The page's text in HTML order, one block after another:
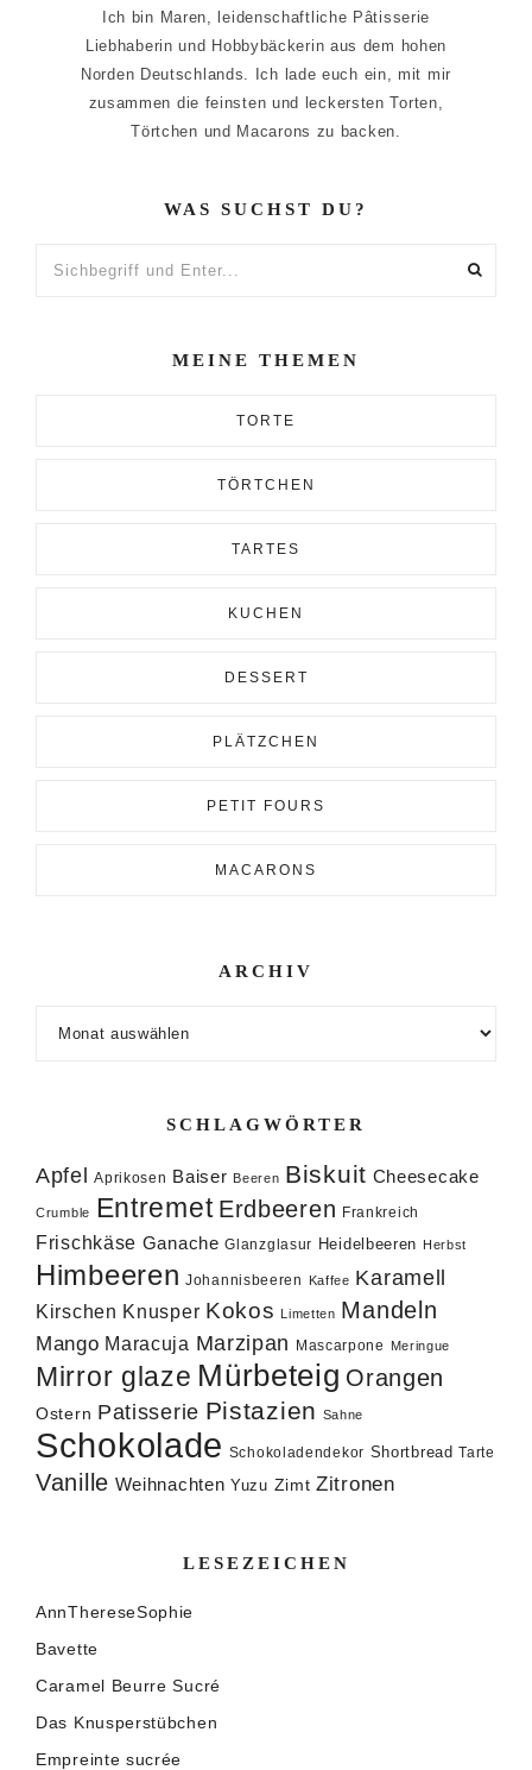
Ich bin Maren, leidenschaftliche Pâtisserie
Liebhaberin und Hobbybäckerin aus dem hohen
Norden Deutschlands. Ich lade euch ein, mit mir
zusammen die feinsten und leckersten Torten,
Törtchen und Macarons zu backen.
WAS SUCHST DU?
MEINE THEMEN
TORTE
TÖRTCHEN
TARTES
KUCHEN
DESSERT
PLÄTZCHEN
PETIT FOURS
MACARONS
ARCHIV
SCHLAGWÖRTER
Apfel Aprikosen Baiser Beeren Biskuit Cheesecake
Crumble Entremet Erdbeeren Frankreich
Frischkäse Ganache Glanzglasur Heidelbeeren Herbst
Himbeeren Johannisbeeren Kaffee Karamell
Kirschen Knusper Kokos Limetten Mandeln
Mango Maracuja Marzipan Mascarpone Meringue
Mirror glaze Mürbeteig Orangen
Ostern Patisserie Pistazien Sahne
Schokolade Schokoladendekor Shortbread Tarte
Vanille Weihnachten Yuzu Zimt Zitronen
LESEZEICHEN
AnnThereseSophie
Bavette
Caramel Beurre Sucré
Das Knusperstübchen
Empreinte sucrée